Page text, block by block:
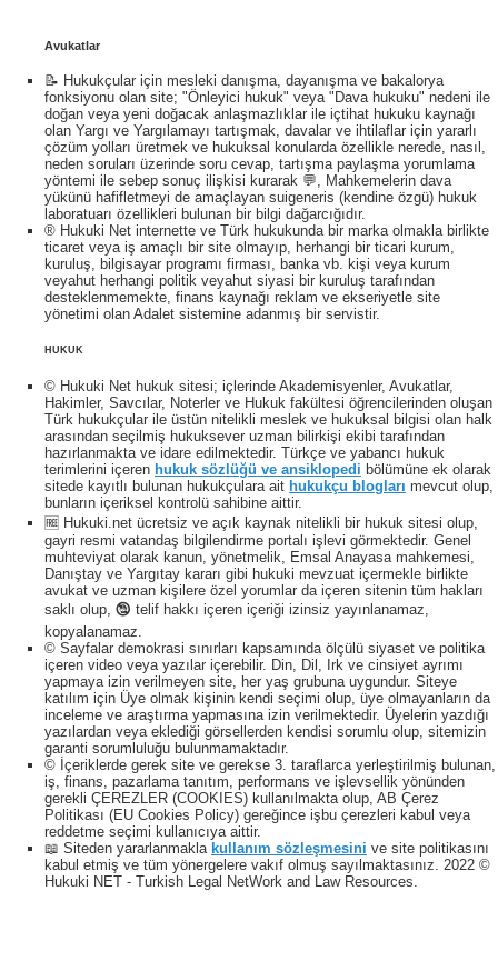
Avukatlar
📝 Hukukçular için mesleki danışma, dayanışma ve bakalorya
fonksiyonu olan site; "Önleyici hukuk" veya "Dava hukuku" nedeni ile
doğan veya yeni doğacak anlaşmazlıklar ile içtihat hukuku kaynağı
olan Yargı ve Yargılamayı tartışmak, davalar ve ihtilaflar için yararlı
çözüm yolları üretmek ve hukuksal konularda özellikle nerede, nasıl,
neden soruları üzerinde soru cevap, tartışma paylaşma yorumlama
yöntemi ile sebep sonuç ilişkisi kurarak 💬, Mahkemelerin dava
yükünü hafifletmeyi de amaçlayan suigeneris (kendine özgü) hukuk
laboratuarı özellikleri bulunan bir bilgi dağarcığıdır.
® Hukuki Net internette ve Türk hukukunda bir marka olmakla birlikte
ticaret veya iş amaçlı bir site olmayıp, herhangi bir ticari kurum,
kuruluş, bilgisayar programı firması, banka vb. kişi veya kurum
veyahut herhangi politik veyahut siyasi bir kuruluş tarafından
desteklenmemekte, finans kaynağı reklam ve ekseriyetle site
yönetimi olan Adalet sistemine adanmış bir servistir.
HUKUK
© Hukuki Net hukuk sitesi; içlerinde Akademisyenler, Avukatlar,
Hakimler, Savcılar, Noterler ve Hukuk fakültesi öğrencilerinden oluşan
Türk hukukçular ile üstün nitelikli meslek ve hukuksal bilgisi olan halk
arasından seçilmiş hukuksever uzman bilirkişi ekibi tarafından
hazırlanmakta ve idare edilmektedir. Türkçe ve yabancı hukuk
terimlerini içeren hukuk sözlüğü ve ansiklopedi bölümüne ek olarak
sitede kayıtlı bulunan hukukçulara ait hukukçu blogları mevcut olup,
bunların içeriksel kontrolü sahibine aittir.
🆓 Hukuki.net ücretsiz ve açık kaynak nitelikli bir hukuk sitesi olup,
gayri resmi vatandaş bilgilendirme portalı işlevi görmektedir. Genel
muhteviyat olarak kanun, yönetmelik, Emsal Anayasa mahkemesi,
Danıştay ve Yargıtay kararı gibi hukuki mevzuat içermekle birlikte
avukat ve uzman kişilere özel yorumlar da içeren sitenin tüm hakları
saklı olup, 🕲 telif hakkı içeren içeriği izinsiz yayınlanamaz,
kopyalanamaz.
© Sayfalar demokrasi sınırları kapsamında ölçülü siyaset ve politika
içeren video veya yazılar içerebilir. Din, Dil, Irk ve cinsiyet ayrımı
yapmaya izin verilmeyen site, her yaş grubuna uygundur. Siteye
katılım için Üye olmak kişinin kendi seçimi olup, üye olmayanların da
inceleme ve araştırma yapmasına izin verilmektedir. Üyelerin yazdığı
yazılardan veya eklediği görsellerden kendisi sorumlu olup, sitemizin
garanti sorumluluğu bulunmamaktadır.
© İçeriklerde gerek site ve gerekse 3. taraflarca yerleştirilmiş bulunan,
iş, finans, pazarlama tanıtım, performans ve işlevsellik yönünden
gerekli ÇEREZLER (COOKIES) kullanılmakta olup, AB Çerez
Politikası (EU Cookies Policy) gereğince işbu çerezleri kabul veya
reddetme seçimi kullanıcıya aittir.
📖 Siteden yararlanmakla kullanım sözleşmesini ve site politikasını
kabul etmiş ve tüm yönergelere vakıf olmuş sayılmaktasınız. 2022 ©
Hukuki NET - Turkish Legal NetWork and Law Resources.